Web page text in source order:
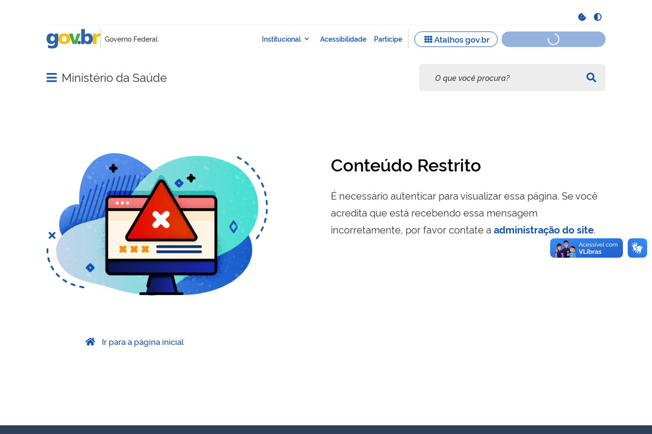
Abrir menu principal de navegação
Ministério da Saúde
Conteúdo Restrito
É necessário autenticar para visualizar essa página. Se você
acredita que está recebendo essa mensagem
incorretamente, por favor contate a administração do site.
Ir para a página inicial